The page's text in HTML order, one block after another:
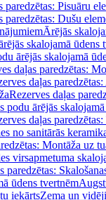
paredzētas: Pisuāru
paredzētas: Dušu
Ārējās
skalojamā ūdens
ārējās skalojamā
daļas paredzētas:
daļas
Rezerves daļas
podu ārējās
daļas
no sanitārās
Montāža uz
virsapmetuma
paredzētas:
ūdens tvertnēm
iekārtsZema un